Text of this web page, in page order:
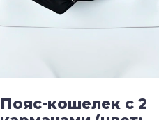
Пояс-кошелек с 2